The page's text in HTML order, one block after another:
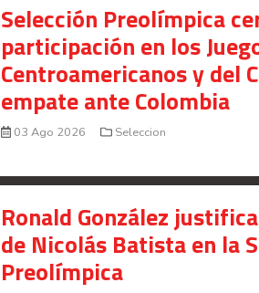
Selección Preolímpica
participación en los
Centroamericanos y del
empate ante Colombia
03 Ago 2026 Seleccion
Ronald González
de Nicolás Batista en la
Preolímpica